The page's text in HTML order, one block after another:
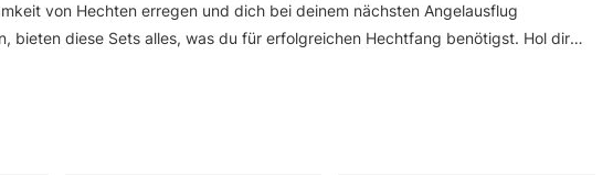
von Hechten erregen und dich bei deinem nächsten Angelausflug
diese Sets alles, was du für erfolgreichen Hechtfang benötigst. Hol dir